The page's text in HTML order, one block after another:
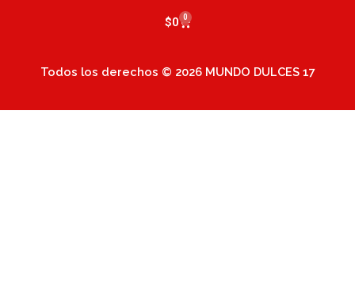
$0 0
Cart
Todos los derechos © 2026 MUNDO DULCES 17